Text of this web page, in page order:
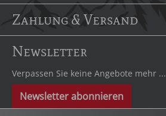
Zahlung & Versand
Newsletter
Verpassen Sie keine Angebote mehr ...
Newsletter abonnieren